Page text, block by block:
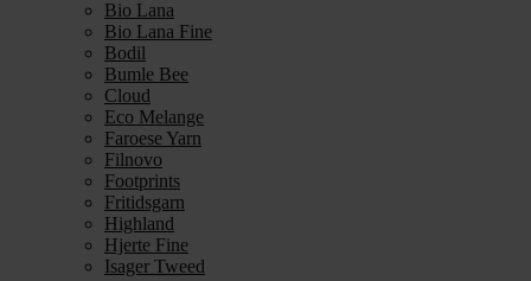
Bio Lana
Bio Lana Fine
Bodil
Bumle Bee
Cloud
Eco Melange
Faroese Yarn
Filnovo
Footprints
Fritidsgarn
Highland
Hjerte Fine
Isager Tweed